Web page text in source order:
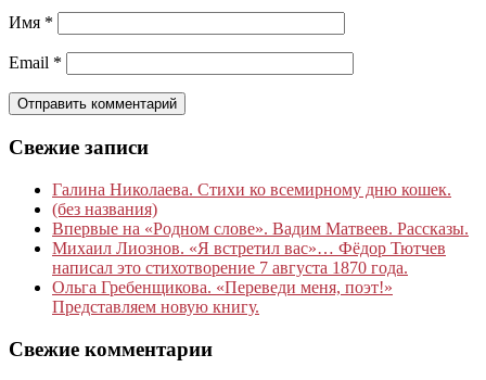
Имя *
Email *
Свежие записи
Галина Николаева. Стихи ко всемирному дню кошек.
(без названия)
Впервые на «Родном слове». Вадим Матвеев. Рассказы.
Михаил Лиознов. «Я встретил вас»… Фёдор Тютчев
написал это стихотворение 7 августа 1870 года.
Ольга Гребенщикова. «Переведи меня, поэт!»
Представляем новую книгу.
Свежие комментарии